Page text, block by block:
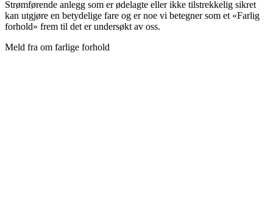
Strømførende anlegg som er ødelagte eller ikke tilstrekkelig sikret
kan utgjøre en betydelige fare og er noe vi betegner som et «Farlig
forhold» frem til det er undersøkt av oss.
Meld fra om farlige forhold